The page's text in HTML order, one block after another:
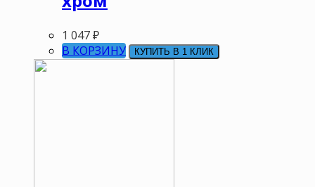
1 047₽
В КОРЗИНУ
КУПИТЬ В 1 КЛИК